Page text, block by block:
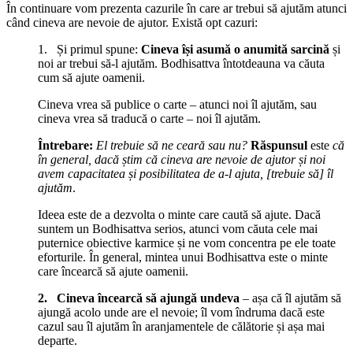
În continuare vom prezenta cazurile în care ar trebui să ajutăm atunci
când cineva are nevoie de ajutor. Există opt cazuri:
1. Și primul spune: Cineva își asumă o anumită sarcină și
noi ar trebui să-l ajutăm. Bodhisattva întotdeauna va căuta
cum să ajute oamenii.
Cineva vrea să publice o carte – atunci noi îl ajutăm, sau
cineva vrea să traducă o carte – noi îl ajutăm.
Întrebare: El trebuie să ne ceară sau nu? Răspunsul este că
în general, dacă știm că cineva are nevoie de ajutor și noi
avem capacitatea și posibilitatea de a-l ajuta, [trebuie să] îl
ajutăm.
Ideea este de a dezvolta o minte care caută să ajute. Dacă
suntem un Bodhisattva serios, atunci vom căuta cele mai
puternice obiective karmice și ne vom concentra pe ele toate
eforturile. În general, mintea unui Bodhisattva este o minte
care încearcă să ajute oamenii.
2. Cineva încearcă să ajungă undeva – așa că îl ajutăm să
ajungă acolo unde are el nevoie; îl vom îndruma dacă este
cazul sau îl ajutăm în aranjamentele de călătorie și așa mai
departe.